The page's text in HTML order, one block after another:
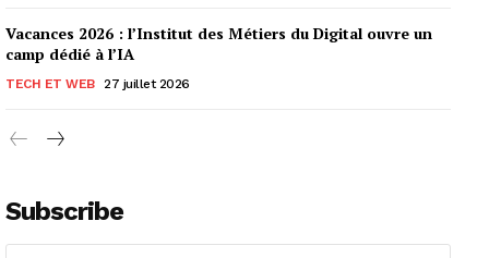
Vacances 2026 : l’Institut des Métiers du Digital ouvre un
camp dédié à l’IA
TECH ET WEB 27 juillet 2026
Subscribe